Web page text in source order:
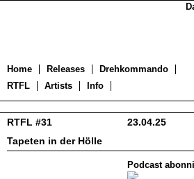
Home Releases
Drehkommando
RTFL
Artists Info
23.04.25
RTFL #31
Tapeten in der Hölle
Podcast